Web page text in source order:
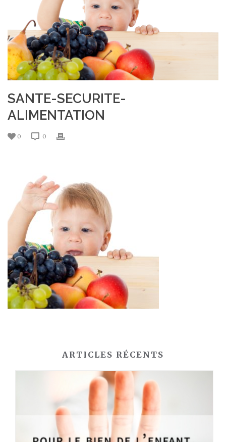
SANTE-SECURITE-
ALIMENTATION
0 0
ARTICLES RÉCENTS